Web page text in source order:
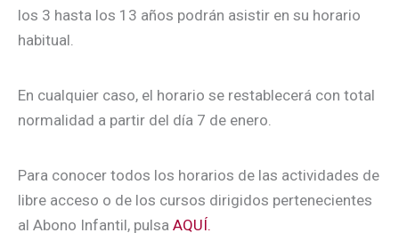
los 3 hasta los 13 años podrán asistir en su horario
habitual.
En cualquier caso, el horario se restablecerá con total
normalidad a partir del día 7 de enero.
Para conocer todos los horarios de las actividades de
libre acceso o de los cursos dirigidos pertenecientes
al Abono Infantil, pulsa AQUÍ.